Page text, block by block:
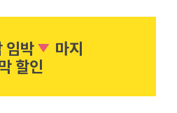
임박
마지
할인